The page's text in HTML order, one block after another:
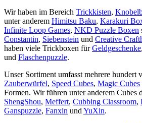
Wir haben im Bereich Trickkisten,
unter anderem Himitsu Baku, Karakuri
Infinite Loop Games, NKD Puzzle Boxen
Constantin, Siebenstein und Creative
haben viele Trickboxen fürGeldgeschenke,
und Flaschenpuzzle.
Unser Sortiment umfasst mehrere hundert
Zauberwürfel, Speed Cubes, Magic Cubes
Formen. Wir führen unter anderem Cubes
ShengShou, Meffert, Cubbing Classroom,
Ganspuzzle, Fanxin und YuXin.